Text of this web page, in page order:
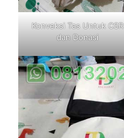
Konveksi Tas Untuk CSR
dan Donasi